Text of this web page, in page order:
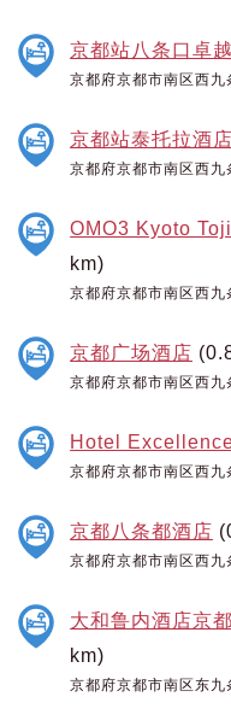
京都站八条口卓
京都府京都市南区西九
京都站泰托拉酒店
京都府京都市南区西
OMO3 Kyoto
km)
京都府京都市南区西
京都广场酒店
京都府京都市南区西九
Hotel
京都府京都市南区西九
京都八条都酒店
京都府京都市南区西九
大和鲁内酒店京
km)
京都府京都市南区东九